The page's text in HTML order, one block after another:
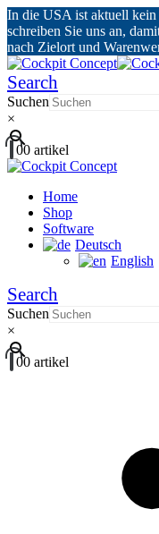
In die USA ist aktuell
schreiben Sie uns an,
nach Zielort und
Search
Suchen
×
00 artikel
Home
Shop
Software
Deutsch
English
Search
Suchen
×
00 artikel